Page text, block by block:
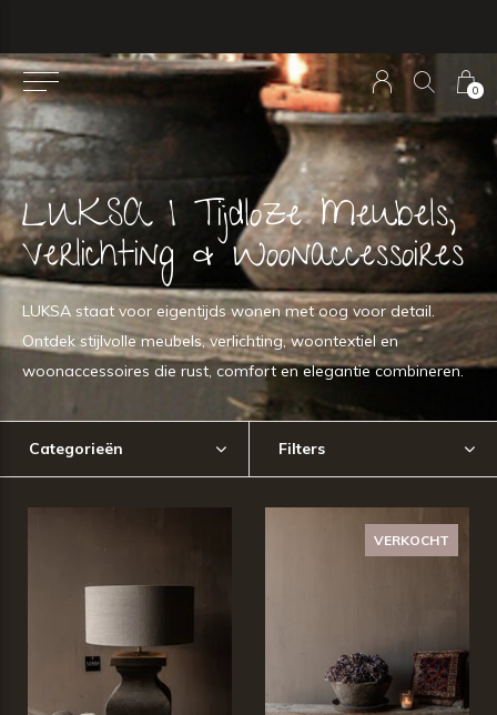
0
LUKSA | Tijdloze Meubels,
Verlichting & Woonaccessoires
LUKSA staat voor eigentijds wonen met oog voor detail.
Ontdek stijlvolle meubels, verlichting, woontextiel en
woonaccessoires die rust, comfort en elegantie combineren.
Categorieën Filters
VERKOCHT